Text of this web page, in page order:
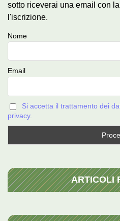
sotto riceverai una email con
l'iscrizione.
Nome
Email
Si accetta il trattamento dei
privacy.
ARTICOLI